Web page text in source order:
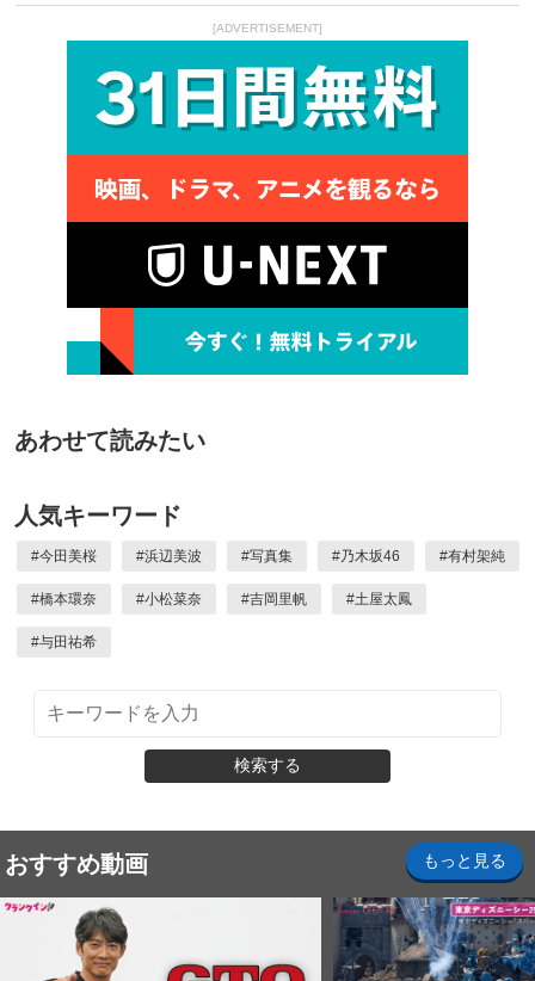
[ADVERTISEMENT]
あわせて読みたい
人気キーワード
#今田美桜 #浜辺美波 #写真集 #乃木坂46 #有村架純
#橋本環奈 #小松菜奈 #吉岡里帆 #土屋太鳳
#与田祐希
検索する
おすすめ動画 もっと見る